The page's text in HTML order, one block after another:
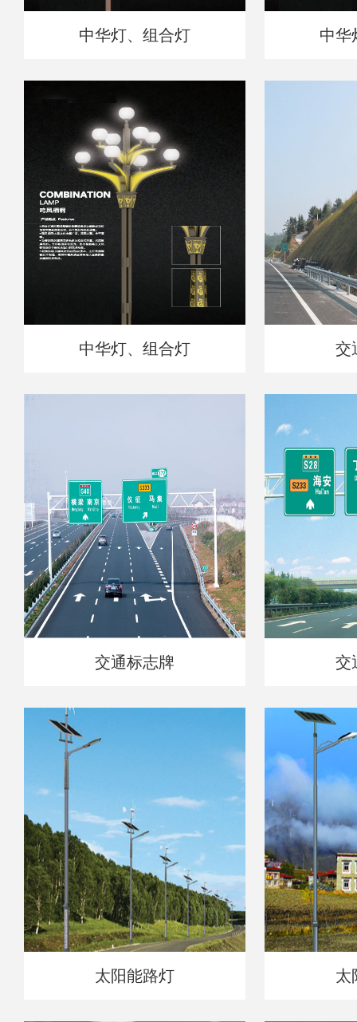
中华灯、组合灯 中华
中华灯、组合灯 交
交通标志牌 交
太阳能路灯 太